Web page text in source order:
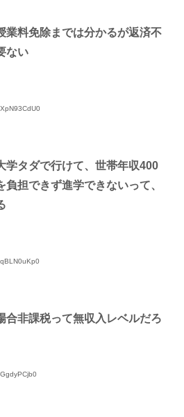
料免除までは分かるが返済不
ない
学タダで行けて、世帯年収400
担できず進学できないって、
合非課税って無収入レベルだろ